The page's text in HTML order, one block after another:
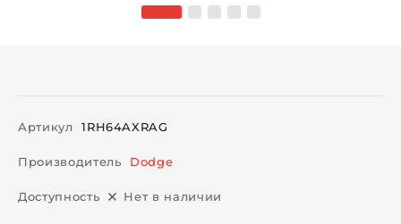
Артикул 1RH64AXRAG
Производитель Dodge
Доступность Нет в наличии